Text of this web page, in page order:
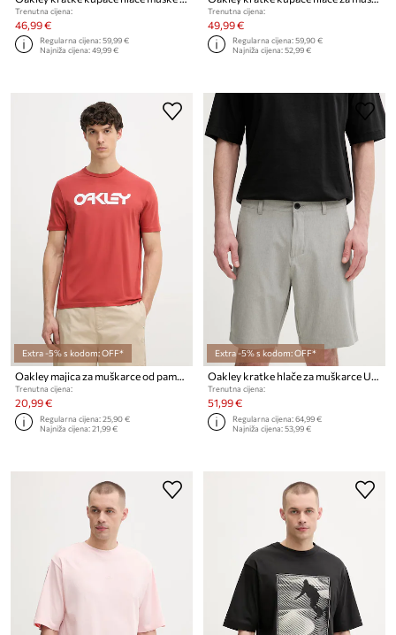
Trenutna cijena:
46,99 €
Regularna cijena:59,99 €
Najniža cijena:49,99 €
Trenutna cijena:
49,99 €
Regularna cijena:59,90 €
Najniža cijena:52,99 €
Extra -5% s kodom: OFF*
Oakley majica za muškarce od pamuka MARK II
Trenutna cijena:
20,99 €
Regularna cijena:25,90 €
Najniža cijena:21,99 €
Extra -5% s kodom: OFF*
Oakley kratke hlače za muškarce UTILITY
Trenutna cijena:
51,99 €
Regularna cijena:64,99 €
Najniža cijena:53,99 €